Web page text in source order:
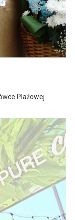
Plażowej